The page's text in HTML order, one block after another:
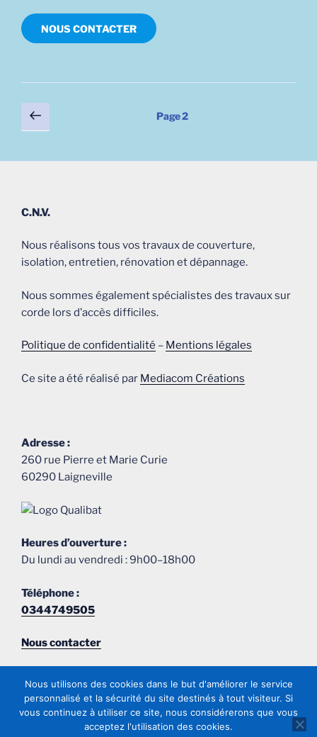
NOUS CONTACTER
Pagination
des
Page
précédente
Page2
C.N.V.
Nous réalisons tous vos travaux de couverture,
isolation, entretien, rénovation et dépannage.
Nous sommes également spécialistes des travaux sur
corde lors d’accès difficiles.
Politique de confidentialité – Mentions légales
Ce site a été réalisé par Mediacom Créations
Adresse :
260 rue Pierre et Marie Curie
60290 Laigneville
Heures d’ouverture :
Du lundi au vendredi : 9h00–18h00
Téléphone :
0344749505
Nous contacter
Nous utilisons des cookies dans le but d'améliorer le service
personnalisé et la sécurité du site destinés à tout visiteur. Si
vous continuez à utiliser ce site, nous considérerons que vous
acceptez l'utilisation des cookies.